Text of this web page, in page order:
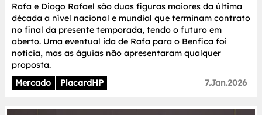
Rafa e Diogo Rafael são duas figuras maiores da última
década a nível nacional e mundial que terminam contrato
no final da presente temporada, tendo o futuro em
aberto. Uma eventual ida de Rafa para o Benfica foi
notícia, mas as águias não apresentaram qualquer
proposta.
Mercado
PlacardHP 7.Jan.2026